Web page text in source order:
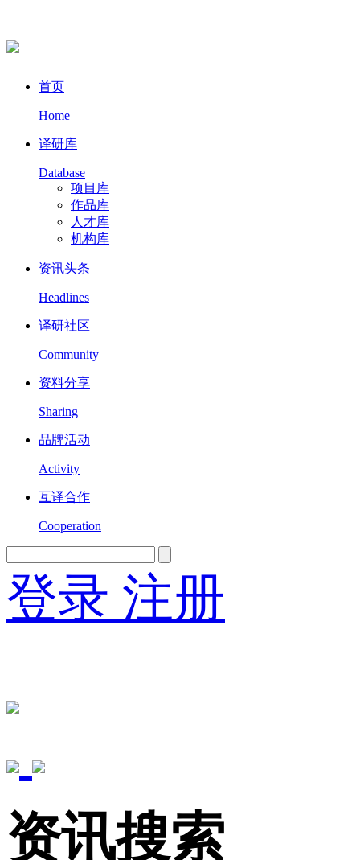
首页
Home
译研库
Database
项目库
作品库
人才库
机构库
资讯头条
Headlines
译研社区
Community
资料分享
Sharing
品牌活动
Activity
互译合作
Cooperation
登录 注册
资讯搜索